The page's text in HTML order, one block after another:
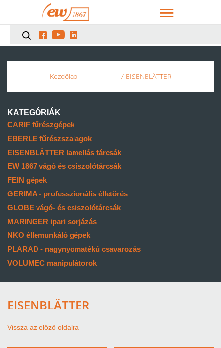
  
Kezdőlap / EISENBLÄTTER
KATEGÓRIÁK
CARIF fűrészgépek
EBERLE fűrészszalagok
EISENBLÄTTER lamellás tárcsák
EW 1867 vágó és csiszolótárcsák
FEIN gépek
GERIMA - professzionális élletörés
GLOBE vágó- és csiszolótárcsák
MARINGER ipari sorjázás
NKO éllemunkáló gépek
PLARAD - nagynyomatékú csavarozás
VOLUMEC manipulátorok
EISENBLÄTTER
Vissza az előző oldalra